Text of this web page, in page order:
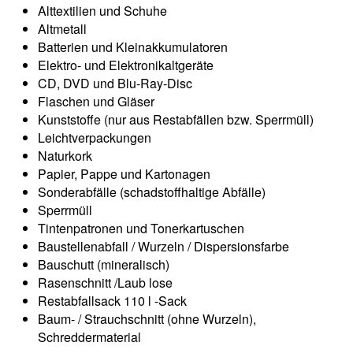
Alttextilien und Schuhe
Altmetall
Batterien und Kleinakkumulatoren
Elektro- und Elektronikaltgeräte
CD, DVD und Blu-Ray-Disc
Flaschen und Gläser
Kunststoffe (nur aus Restabfällen bzw. Sperrmüll)
Leichtverpackungen
Naturkork
Papier, Pappe und Kartonagen
Sonderabfälle (schadstoffhaltige Abfälle)
Sperrmüll
Tintenpatronen und Tonerkartuschen
Baustellenabfall / Wurzeln / Dispersionsfarbe
Bauschutt (mineralisch)
Rasenschnitt /Laub lose
Restabfallsack 110 l -Sack
Baum- / Strauchschnitt (ohne Wurzeln),
Schreddermaterial